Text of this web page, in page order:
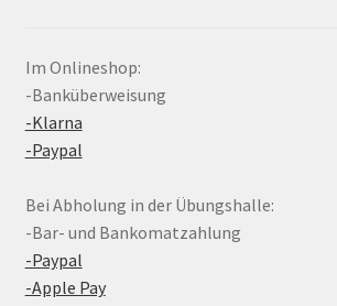
Im Onlineshop:
-Banküberweisung
-Klarna
-Paypal
Bei Abholung in der Übungshalle:
-Bar- und Bankomatzahlung
-Paypal
-Apple Pay